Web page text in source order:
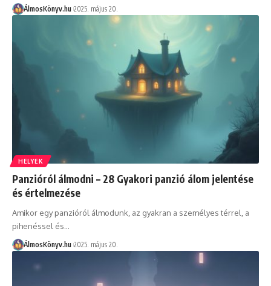
ÁlmosKönyv.hu 2025. május 20.
HELYEK
Panzióról álmodni – 28 Gyakori panzió álom jelentése
és értelmezése
Amikor egy panzióról álmodunk, az gyakran a személyes térrel, a
pihenéssel és…
ÁlmosKönyv.hu 2025. május 20.